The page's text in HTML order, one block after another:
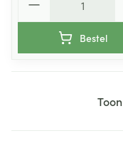
Bestel
Toon